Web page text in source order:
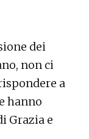
dei
non ci
a
hanno
Grazia e